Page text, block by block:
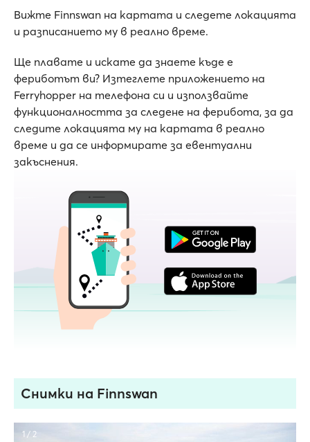
Вижте Finnswan на картата и следете локацията
и разписанието му в реално време.
Ще плавате и искате да знаете къде е
фериботът ви? Изтеглете приложението на
Ferryhopper на телефона си и използвайте
функционалността за следене на ферибота, за да
следите локацията му на картата в реално
време и да се информирате за евентуални
закъснения.
Снимки на Finnswan
1 / 2